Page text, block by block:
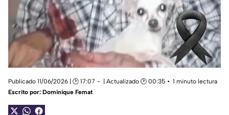
Publicado 11/06/2026 | 🕑 17:07 | Actualizado 🕑 00:35
1 minuto lectura
Escrito por: Dominique Femat